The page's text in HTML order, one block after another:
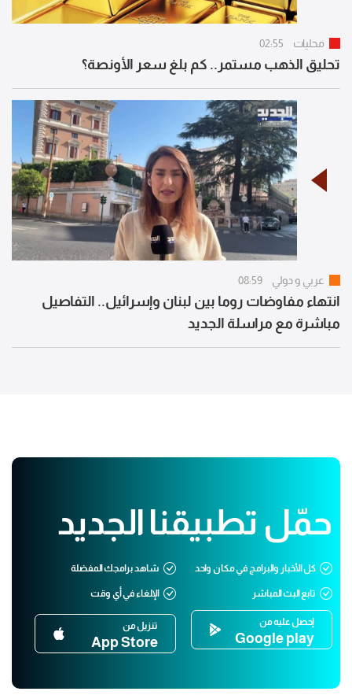
محليات 02:55
تحليق الذهب مستمر.. كم بلغ سعر الأونصة؟
عربي و دولي 08:59
انتهاء مفاوضات روما بين لبنان وإسرائيل.. التفاصيل
مباشرة مع مراسلة الجديد
حمّل تطبيقنا الجديد
كل الأخبار والبرامج في مكان واحد شاهد برامجك المفضلة
تابع البث المباشر الإلغاء في أي وقت
إحصل عليه من
Google play
تنزيل من
App Store